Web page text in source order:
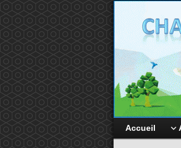
Accueil